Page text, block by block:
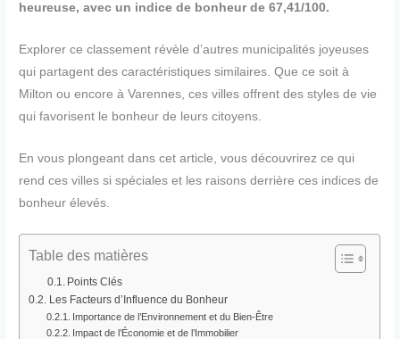
heureuse, avec un indice de bonheur de 67,41/100.
Explorer ce classement révèle d’autres municipalités joyeuses
qui partagent des caractéristiques similaires. Que ce soit à
Milton ou encore à Varennes, ces villes offrent des styles de vie
qui favorisent le bonheur de leurs citoyens.
En vous plongeant dans cet article, vous découvrirez ce qui
rend ces villes si spéciales et les raisons derrière ces indices de
bonheur élevés.
Table des matières
Points Clés
Les Facteurs d’Influence du Bonheur
Importance de l’Environnement et du Bien-Être
Impact de l’Économie et de l’Immobilier